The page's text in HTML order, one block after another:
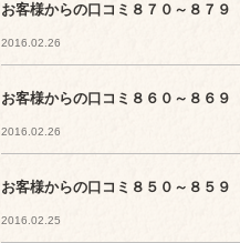
お客様からの口コミ８７０～８７９
2016.02.26
お客様からの口コミ８６０～８６９
2016.02.26
お客様からの口コミ８５０～８５９
2016.02.25